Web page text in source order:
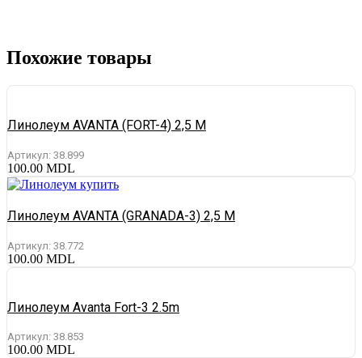
Похожие товары
Линолеум AVANTA (FORT-4) 2,5 M
Артикул: 38.899
100.00 MDL
Линолеум AVANTA (GRANADA-3) 2,5 M
Артикул: 38.772
100.00 MDL
Линолеум Avanta Fort-3 2.5m
Артикул: 38.853
100.00 MDL